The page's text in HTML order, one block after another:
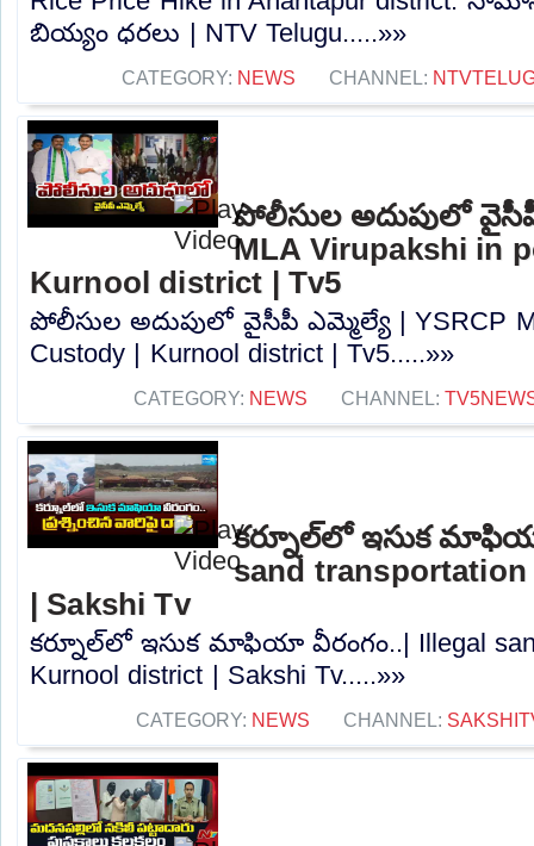
బియ్యం ధరలు | NTV Telugu.....»»
CATEGORY: NEWS CHANNEL:
పోలీసుల అదుపులో
MLA Virupakshi in
Kurnool district | Tv5
పోలీసుల అదుపులో వైసీపీ ఎమ్మెల్యే | YSRCP
Custody | Kurnool district | Tv5.....»»
CATEGORY: NEWS CHANNEL:
కర్నూల్‌లో ఇసుక మాఫియా
sand
| Sakshi Tv
కర్నూల్‌లో ఇసుక మాఫియా వీరంగం..| Illegal
Kurnool district | Sakshi Tv.....»»
CATEGORY: NEWS CHANNEL: